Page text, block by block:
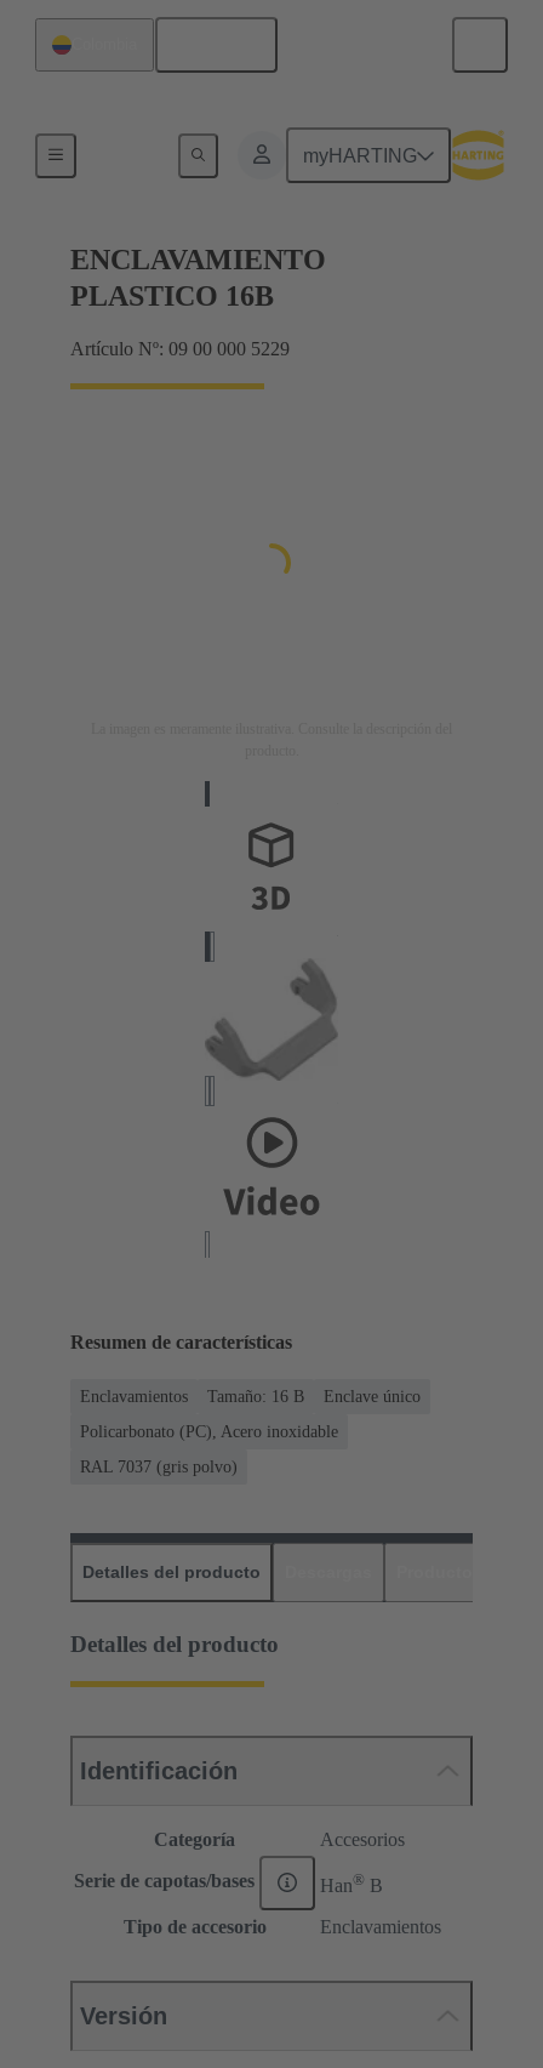
myHARTING
Sistemas de bloqueo
ENCLAVAMIENTO
PLASTICO 16B
Artículo Nº: 09 00 000 5229
Resumen de características
Enclavamientos Tamaño: 16 B
Enclave único
Policarbonato (PC), Acero inoxidable
RAL 7037 (gris polvo)
Detalles del producto
Detalles del producto
Identificación
Categoría Accesorios
Serie de capotas/bases Han® B
Tipo de accesorio
Enclavamientos
Versión